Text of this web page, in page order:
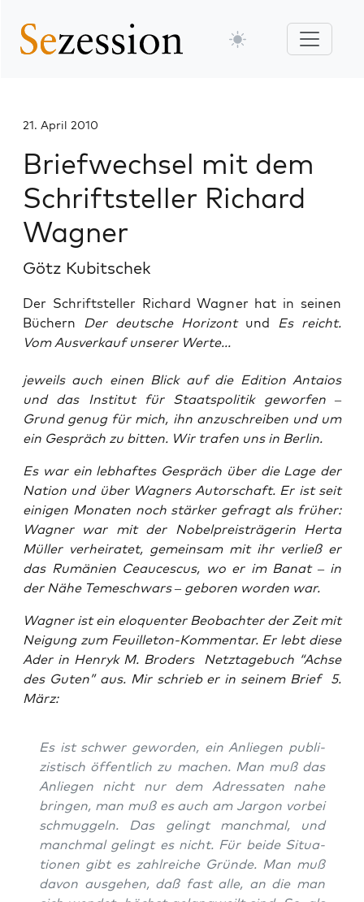
21. April 2010
Briefwechsel mit dem
Schriftsteller Richard
Wagner
Götz Kubitschek
Der Schriftsteller Richard Wagner hat in seinen
Büchern Der deutsche Horizontund Es reicht.
Vom Ausverkauf unserer Werte...
jeweils auch einen Blick auf dieEdi­ti­on Antai­os
und das Insti­tut für Staats­po­li­tikgewor­fen –
Grund genug für mich, ihn anzu­schrei­ben und um
ein Gespräch zu bit­ten. Wir tra­fen uns in Berlin.
Es war ein leb­haf­tes Gespräch über die Lage der
Nati­on und über Wag­ners Autor­schaft. Er ist seit
eini­gen Mona­ten noch stär­ker gefragt als frü­her:
Wag­ner war mit der Nobel­preis­trä­ge­rin Her­ta
Mül­ler ver­hei­ra­tet, gemein­sam mit ihr ver­ließ er
das Rumä­ni­en Ceauces­cus, wo er im Banat – in
der Nähe Teme­schwars – gebo­ren wor­den war.
Wag­ner ist ein elo­quen­ter Beob­ach­ter der Zeit mit
Nei­gung zum Feuil­le­ton-Kom­men­tar. Er lebt die­se
Ader in Hen­ryk M. Bro­ders Netz­ta­ge­buch “Ach­se
des Guten” aus. Mir schrieb er in sei­nem Brief 5.
März:
Es ist schwer gewor­den, ein Anlie­gen publi­
zis­tisch öffent­lich zu machen. Man muß das
Anlie­gen nicht nur dem Adres­sa­ten nahe
brin­gen, man muß es auch am Jar­gon vor­bei
schmug­geln. Das gelingt manch­mal, und
manch­mal gelingt es nicht. Für bei­de Situa­
tio­nen gibt es zahl­rei­che Grün­de. Man muß
davon aus­ge­hen, daß fast alle, an die man